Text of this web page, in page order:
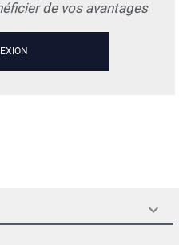
de vos avantages
